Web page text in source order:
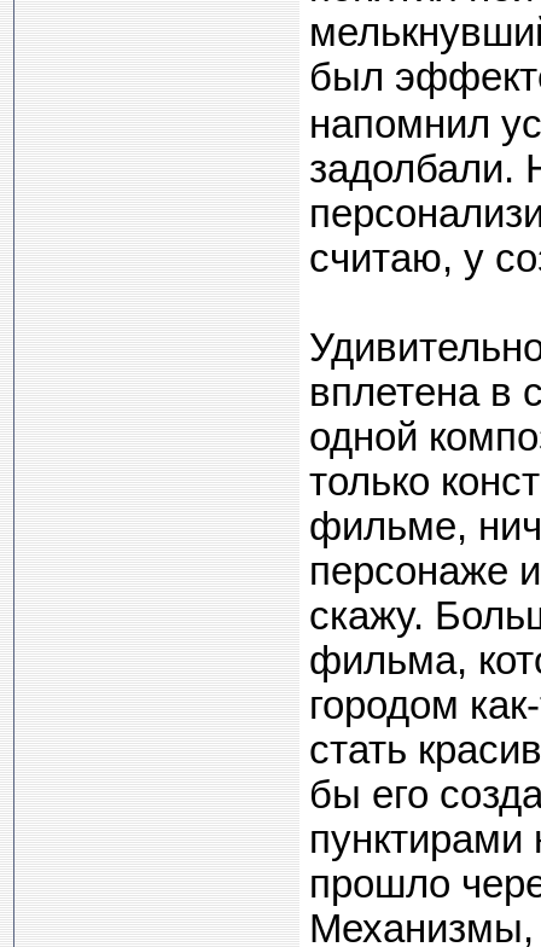
был
напомнил
задолбали.
считаю, у
вплетена в
одной
только
фильме,
персонаже
скажу.
фильма,
городом
стать
бы его
пунктирами
прошло
Механизмы,